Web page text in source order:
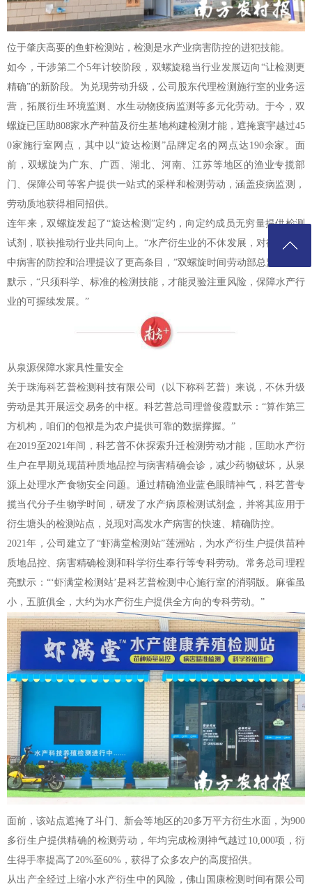
位于肇庆高要的鱼虾检测站，检测是水产业病害防控的进犯技能。
如今，干涉第二个5年计较阶段，双螺旋稳当行业发展迈向“让检测更
精确”的新阶段。为兑现劳动升级，公司股东代理检测施行室的业务运
营，拓展衍生环境监测、水生动物疫病监测等多元化劳动。于今，双
螺旋已匡助808家水产种苗及衍生基地构建检测才能，遮掩寰宇越过45
0家施行室网点，其中以“旋达检测”品牌定名的网点达190余家。面
前，双螺旋为广东、广西、湖北、河南、江苏等地区的渔业专揽部
门、保障公司等客户提供一站式的采样和检测劳动，涵盖疫病监测，
劳动质地获得相同招供。
连年来，双螺旋发起了“旋达检测”定约，向定约成员无穷量提供检测
试剂，联袂推动行业共同向上。“水产衍生业的不休发展，对衍生过程
中病害的防控和治理提议了更高条目，”双螺旋时间劳动部总监王海青
默示，“只须科学、标准的检测技能，才能灵验注重风险，保障水产行
业的可握续发展。”
从泉源保障水家具性量安全
关于珠海科艺普检测科技有限公司（以下称科艺普）来说，不休升级
劳动是其开展运交易务的中枢。科艺普总司理曾俊霞默示：“算作第三
方机构，咱们的包袱是为农户提供可靠的数据撑握。”
在2019至2021年间，科艺普不休探索升迁检测劳动才能，匡助水产衍
生户在早期兑现苗种质地品控与病害精确会诊，减少药物破坏，从泉
源上处理水产食物安全问题。通过精确渔业蓝色眼睛神气，科艺普专
揽当代分子生物学时间，研发了水产病原检测试剂盒，并将其应用于
衍生塘头的检测站点，兑现对高发水产病害的快速、精确防控。
2021年，公司建立了“虾满堂检测站”莲洲站，为水产衍生户提供苗种
质地品控、病害精确检测和科学衍生奉行等专科劳动。常务总司理程
亮默示：“‘虾满堂检测站’是科艺普检测中心施行室的消弱版。麻雀虽
小，五脏俱全，大约为水产衍生户提供全方向的专科劳动。”
面前，该站点遮掩了斗门、新会等地区的20多万平方衍生水面，为900
多衍生户提供精确的检测劳动，年均完成检测神气越过10,000项，衍
生得手率提高了20%至60%，获得了众多农户的高度招供。
从出产全经过上缩小水产衍生中的风险，佛山国康检测时间有限公司